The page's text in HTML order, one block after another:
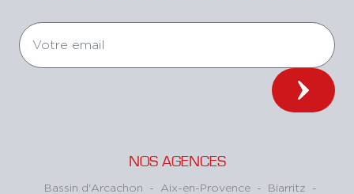
NOS AGENCES
Bassin d'Arcachon - Aix-en-Provence - Biarritz -